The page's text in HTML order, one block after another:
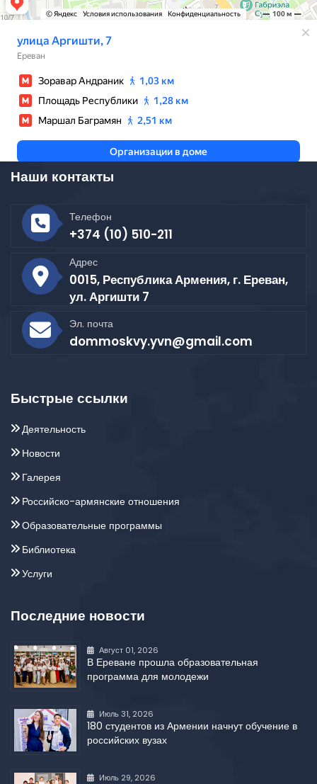
Наши контакты
Телефон
+374 (10) 510-211
Адрес
0015, Республика Армения, г. Ереван,
ул. Аргишти 7
Эл. почта
dommoskvy.yvn@gmail.com
Быстрые ссылки
Деятельность
Новости
Галерея
Российско-армянские отношения
Образовательные программы
Библиотека
Услуги
Последние новости
Август 01, 2026
В Ереване прошла образовательная
программа для молодежи
Июль 31, 2026
180 студентов из Армении начнут обучение в
российских вузах
Июль 29, 2026